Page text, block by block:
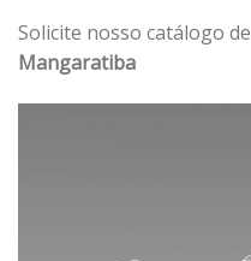
Solicite nosso catálogo de
Mangaratiba